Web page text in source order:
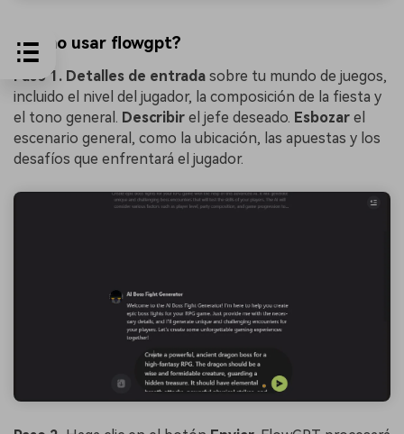
¿Cómo usar flowgpt?
Paso 1. Detalles de entrada sobre tu mundo de juegos,
incluido el nivel del jugador, la composición de la fiesta y
el tono general. Describir el jefe deseado. Esbozar el
escenario general, como la ubicación, las apuestas y los
desafíos que enfrentará el jugador.